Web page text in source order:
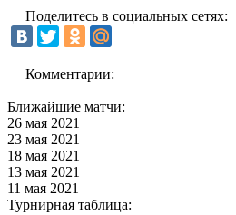
Поделитесь в социальных сетях:
Комментарии:
Ближайшие матчи:
26 мая 2021
23 мая 2021
18 мая 2021
13 мая 2021
11 мая 2021
Турнирная таблица: